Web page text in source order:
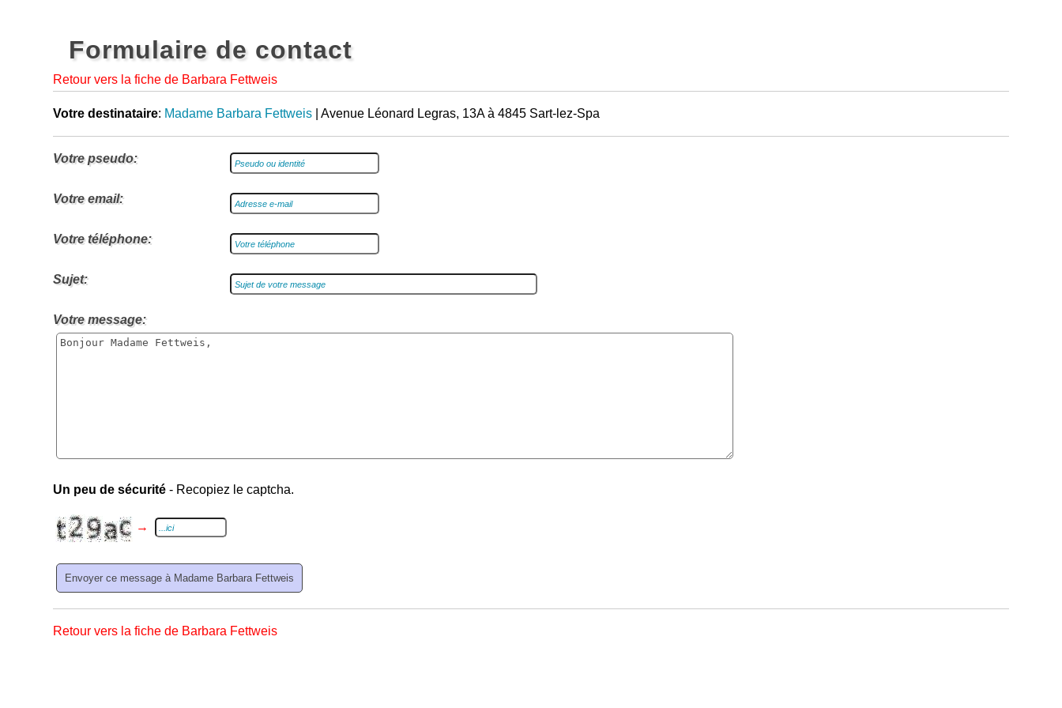
Formulaire de contact
Retour vers la fiche de Barbara Fettweis
Votre destinataire: Madame Barbara Fettweis | Avenue Léonard Legras, 13A à 4845 Sart-lez-Spa
Votre pseudo:
Votre email:
Votre téléphone:
Sujet:
Votre message:
Un peu de sécurité - Recopiez le captcha.
→
Retour vers la fiche de Barbara Fettweis